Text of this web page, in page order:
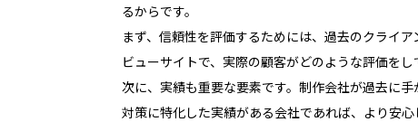
るからです。
まず、信頼性を評価するためには、過去のクライ
ビューサイトで、実際の顧客がどのような評価を
次に、実績も重要な要素です。制作会社が過去に
対策に特化した実績がある会社であれば、より安心